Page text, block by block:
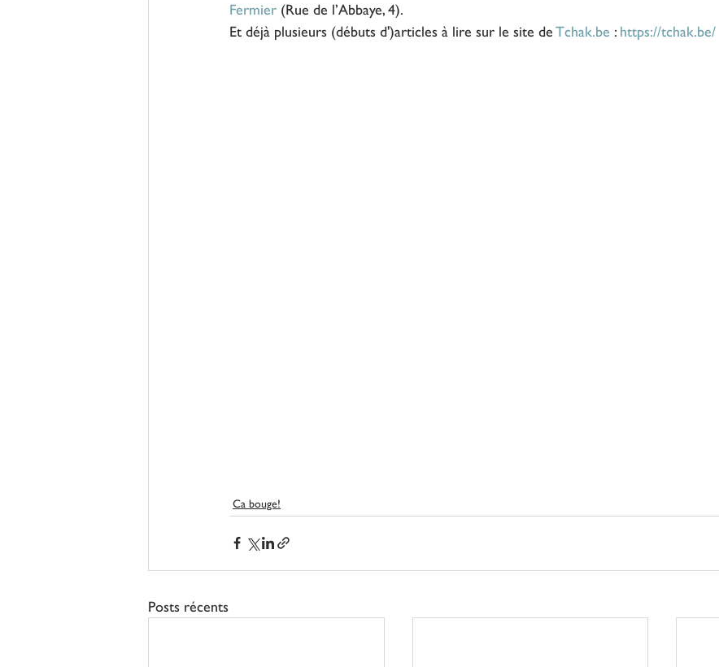
Fermier (Rue de l’Abbaye, 4).
Et déjà plusieurs (débuts d')articles à lire sur le site de Tchak.be : https://tchak.be/
Ca bouge!
Posts récents